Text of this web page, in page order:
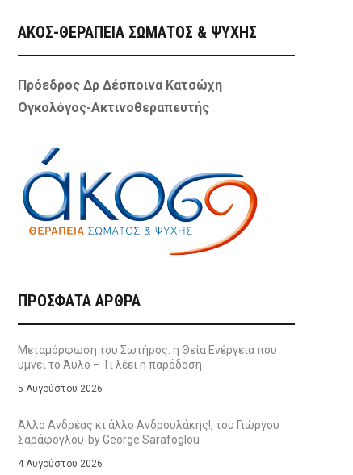
ΑΚΟΣ-ΘΕΡΑΠΕΙΑ ΣΩΜΑΤΟΣ & ΨΥΧΗΣ
Πρόεδρος Δρ Δέσποινα Κατσώχη
Ογκολόγος-Ακτινοθεραπευτής
ΠΡΌΣΦΑΤΑ ΆΡΘΡΑ
Μεταμόρφωση του Σωτήρος: η Θεία Ενέργεια που
υμνεί το Άϋλο – Τι λέει η παράδοση
5 Αυγούστου 2026
Άλλο Ανδρέας κι άλλο Ανδρουλάκης!, του Γιώργου
Σαράφογλου-by George Sarafoglou
4 Αυγούστου 2026